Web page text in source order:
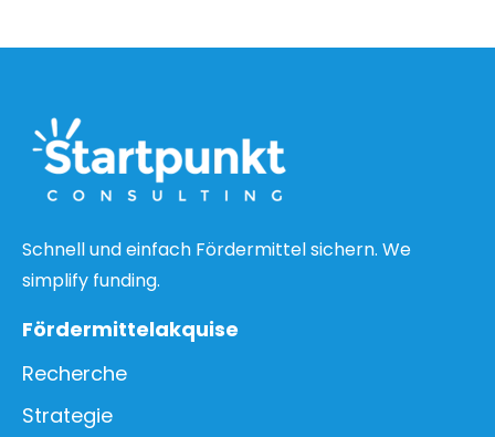
Schnell und einfach Fördermittel sichern. We
simplify funding.
Fördermittelakquise
Recherche
Strategie